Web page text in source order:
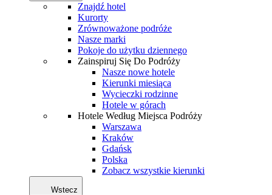
Znajdź hotel
Kurorty
Zrównoważone podróże
Nasze marki
Pokoje do użytku dziennego
Zainspiruj Się Do Podróży
Nasze nowe hotele
Kierunki miesiąca
Wycieczki rodzinne
Hotele w górach
Hotele Według Miejsca Podróży
Warszawa
Kraków
Gdańsk
Polska
Zobacz wszystkie kierunki
Wstecz